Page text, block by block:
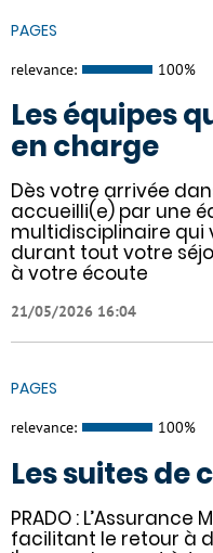
PAGES
relevance: 100%
Les équipes
en charge
Dès votre arrivée
accueilli(e) par une
multidisciplinaire qui
durant tout votre
à votre écoute
21/05/2026 16:04
PAGES
relevance: 100%
Les suites de
PRADO :
facilitant le retour à